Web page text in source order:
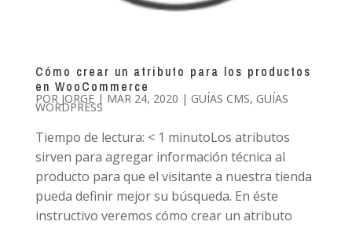
Cómo crear un atributo para los productos
en WooCommerce
POR JORGE| MAR 24, 2020 | GUÍAS CMS, GUÍAS
WORDPRESS
Tiempo de lectura: < 1 minutoLos atributos
sirven para agregar información técnica al
producto para que el visitante a nuestra tienda
pueda definir mejor su búsqueda. En éste
instructivo veremos cómo crear un atributo